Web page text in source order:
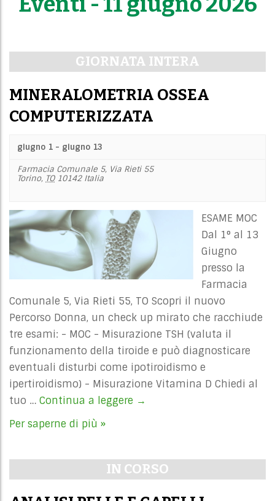
t
i
e
s
t
Navigazione
GIORNATA INTERA
MINERALOMETRIA OSSEA
COMPUTERIZZATA
giugno 1 - giugno 13
Farmacia Comunale 5, Via Rieti 55
Torino, TO 10142 Italia
ESAME MOC
Dal 1° al 13
Giugno
presso la
Farmacia
Comunale 5, Via Rieti 55, TO Scopri il nuovo
Percorso Donna, un check up mirato che racchiude
tre esami: - MOC - Misurazione TSH (valuta il
funzionamento della tiroide e può diagnosticare
eventuali disturbi come ipotiroidismo e
ipertiroidismo) - Misurazione Vitamina D Chiedi al
tuo … Continua a leggere MINERALOMETRIA
→
Per saperne di più »
IN CORSO